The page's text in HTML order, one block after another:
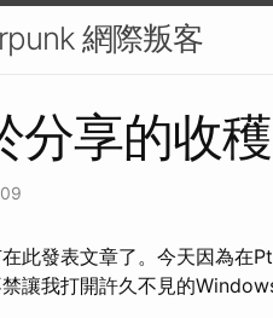
網際叛客
分享的收穫
此發表文章了。今天因為在
讓我打開許久不見的